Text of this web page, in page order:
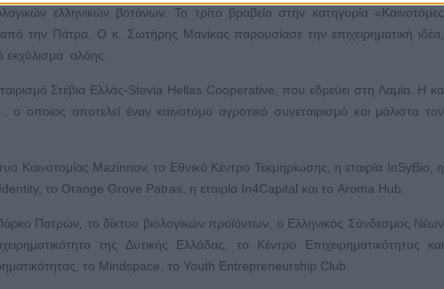
ελληνικών βοτάνων. Το τρίτο βραβείο στην κατηγορία «Καινοτόμες
την Πάτρα. Ο κ. Σωτήρης Μανίκας παρουσίασε την επιχειρηματική ιδέα,
εκχύλισμα αλόης.
Στέβια Ελλάς-Stevia Hellas Cooperative, που εδρεύει στη Λαμία. Η κα
αποτελεί έναν καινοτόμο αγροτικό συνεταιρισμό και μάλιστα τον
Καινοτομίας Mazinnov, το Εθνικό Κέντρο Τεκμηρίωσης, η εταιρία InSyBio, η
το Orange Grove Patras, η εταιρία In4Capital και το Aroma Ηub.
Πατρών, το δίκτυο βιολογικών προϊόντων, o Ελληνικός Σύνδεσμος Νέων
της Δυτικής Ελλάδας, το Κέντρο Επιχειρηματικότητας και
το Mindspace, το Youth Entrepreneurship Club.